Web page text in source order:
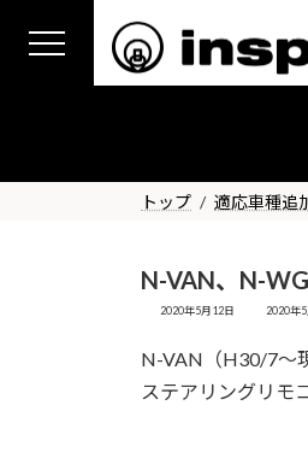
ス
ン
トップ 適応車種追
N-VAN、N-
2020年5月12日
最
新
時
:
2020年
N-VAN（H30/7～
ステアリングリモ